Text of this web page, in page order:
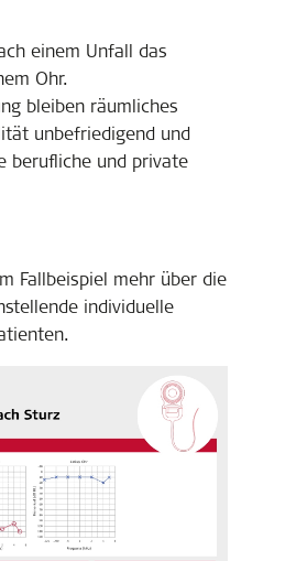
einem Unfall das
Ohr.
bleiben räumliches
unbefriedigend und
berufliche und private
Fallbeispiel mehr über die
individuelle